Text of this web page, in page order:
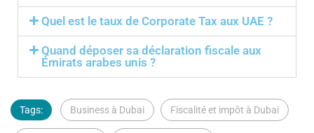
Quel est le taux de Corporate Tax aux UAE ?
Quand déposer sa déclaration fiscale aux
Émirats arabes unis ?
Tags: Business à Dubai Fiscalité et impôt à Dubai